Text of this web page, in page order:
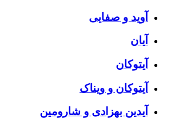
آوید و صفایی
آیان
آیتوکان
آیتوکان و ویناک
آیدین بهزادی و شارومین